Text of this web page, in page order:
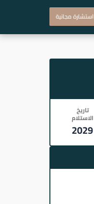
استشارة مجانية
تاريخ
الاستلام
2029